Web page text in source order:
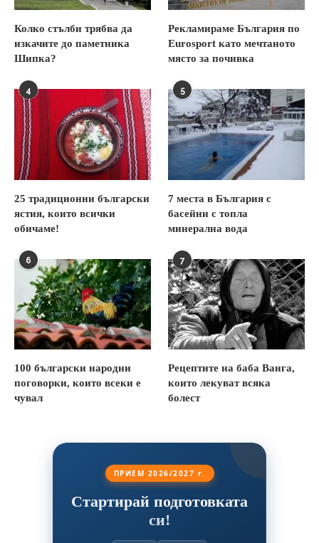
Колко стълби трябва да
изкачите до паметника
Шипка?
Рекламираме България по
Eurosport като мечтаното
място за почивка
4
25 традиционни български
ястия, които всички
обичаме!
5
7 места в България с
басейни с топла
минерална вода
6
100 български народни
поговорки, които всеки е
чувал
7
Рецептите на баба Ванга,
които лекуват всяка
болест
ПРИЕМ 2026/2027 г.
Стартирай подготовката
си!